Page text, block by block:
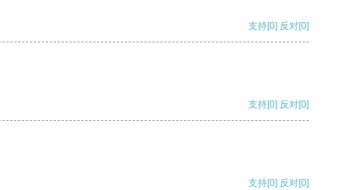
支持[0] 反对[0]
支持[0] 反对[0]
支持[0] 反对[0]